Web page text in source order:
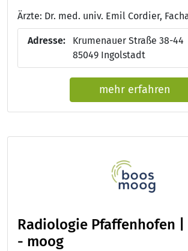
Adresse:
Krumenauer Straße 38-44
85049 Ingolstadt
mehr erfahren
Radiologie Pfaffenhofen |
- moog